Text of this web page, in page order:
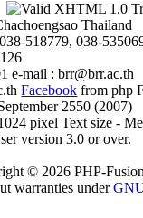
Thailand
518779, 038-
e-mail : brr@brr.ac.th
Facebook from php
2550 (2007)
pixel Text size -
version 3.0 or over.
© 2026 PHP-
warranties under